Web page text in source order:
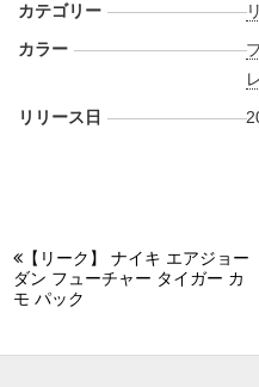
カテゴリー
カラー
リリース日
【リーク】 ナイキ エアジョー
ダン フューチャー タイガー カ
モ パック